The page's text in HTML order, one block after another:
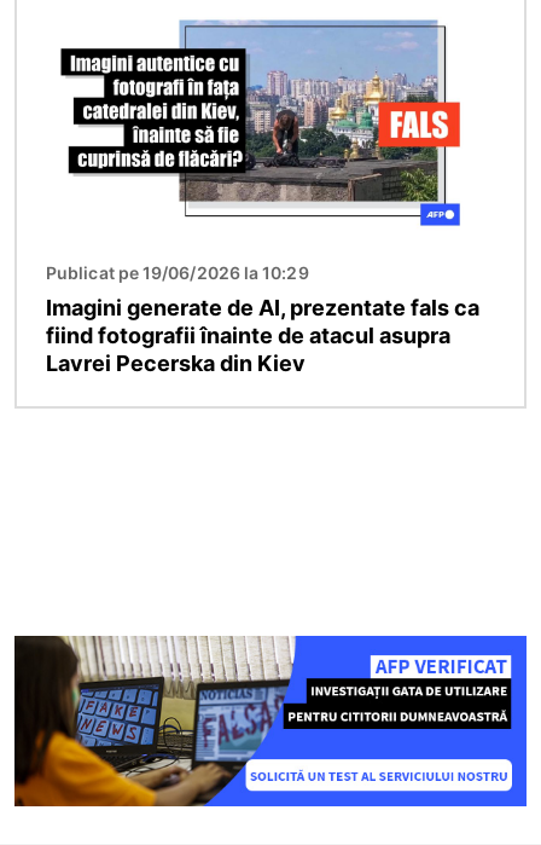
Publicat pe 19/06/2026 la 10:29
Imagini generate de AI, prezentate fals ca
fiind fotografii înainte de atacul asupra
Lavrei Pecerska din Kiev